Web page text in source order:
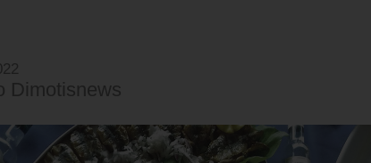
Dimotisnews